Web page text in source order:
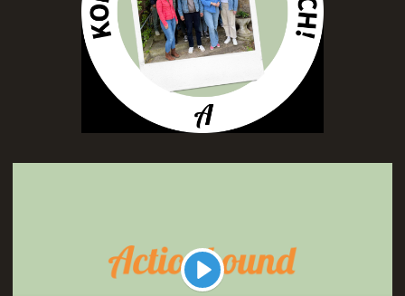
Play